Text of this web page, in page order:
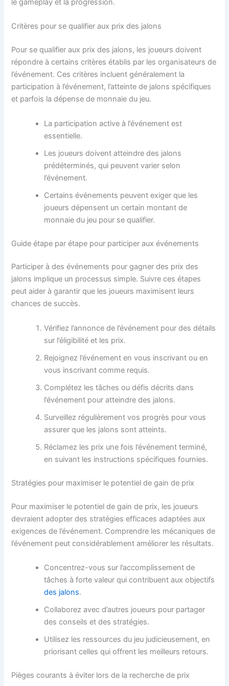
le gameplay et la progression.
Critères pour se qualifier aux prix des jalons
Pour se qualifier aux prix des jalons, les joueurs doivent
répondre à certains critères établis par les organisateurs de
l’événement. Ces critères incluent généralement la
participation à l’événement, l’atteinte de jalons spécifiques
et parfois la dépense de monnaie du jeu.
La participation active à l’événement est
essentielle.
Les joueurs doivent atteindre des jalons
prédéterminés, qui peuvent varier selon
l’événement.
Certains événements peuvent exiger que les
joueurs dépensent un certain montant de
monnaie du jeu pour se qualifier.
Guide étape par étape pour participer aux événements
Participer à des événements pour gagner des prix des
jalons implique un processus simple. Suivre ces étapes
peut aider à garantir que les joueurs maximisent leurs
chances de succès.
Vérifiez l’annonce de l’événement pour des détails
sur l’éligibilité et les prix.
Rejoignez l’événement en vous inscrivant ou en
vous inscrivant comme requis.
Complétez les tâches ou défis décrits dans
l’événement pour atteindre des jalons.
Surveillez régulièrement vos progrès pour vous
assurer que les jalons sont atteints.
Réclamez les prix une fois l’événement terminé,
en suivant les instructions spécifiques fournies.
Stratégies pour maximiser le potentiel de gain de prix
Pour maximiser le potentiel de gain de prix, les joueurs
devraient adopter des stratégies efficaces adaptées aux
exigences de l’événement. Comprendre les mécaniques de
l’événement peut considérablement améliorer les résultats.
Concentrez-vous sur l’accomplissement de
tâches à forte valeur qui contribuent aux objectifs
des jalons.
Collaborez avec d’autres joueurs pour partager
des conseils et des stratégies.
Utilisez les ressources du jeu judicieusement, en
priorisant celles qui offrent les meilleurs retours.
Pièges courants à éviter lors de la recherche de prix